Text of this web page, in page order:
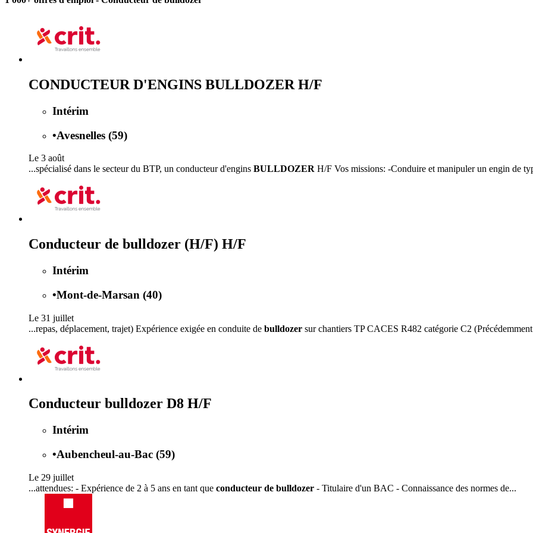
CONDUCTEUR D'ENGINS BULLDOZER H/F
Intérim
•Avesnelles (59)
Le 3 août
...spécialisé dans le secteur du BTP, un conducteur d'engins BULLDOZER H/F Vos missions: -Conduire et manipuler un engin de
Conducteur de bulldozer (H/F) H/F
Intérim
•Mont-de-Marsan (40)
Le 31 juillet
...repas, déplacement, trajet) Expérience exigée en conduite de bulldozer sur chantiers TP CACES R482 catégorie C2
Conducteur bulldozer D8 H/F
Intérim
•Aubencheul-au-Bac (59)
Le 29 juillet
...attendues: - Expérience de 2 à 5 ans en tant que conducteur de bulldozer - Titulaire d'un BAC - Connaissance des normes de...